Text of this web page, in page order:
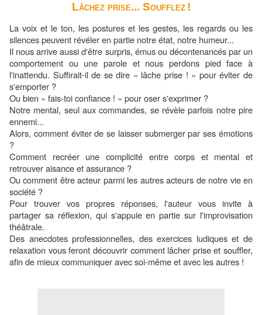
Lâchez prise... Soufflez !
La voix et le ton, les postures et les gestes, les regards ou les
silences peuvent révéler en partie notre état, notre humeur...
Il nous arrive aussi d'être surpris, émus ou décontenancés par un
comportement ou une parole et nous perdons pied face à
l'inattendu. Suffirait-il de se dire « lâche prise ! » pour éviter de
s'emporter ?
Ou bien « fais-toi confiance ! » pour oser s'exprimer ?
Notre mental, seul aux commandes, se révèle parfois notre pire
ennemi...
Alors, comment éviter de se laisser submerger par ses émotions
?
Comment recréer une complicité entre corps et mental et
retrouver aisance et assurance ?
Ou comment être acteur parmi les autres acteurs de notre vie en
société ?
Pour trouver vos propres réponses, l'auteur vous invite à
partager sa réflexion, qui s'appuie en partie sur l'improvisation
théâtrale.
Des anecdotes professionnelles, des exercices ludiques et de
relaxation vous feront découvrir comment lâcher prise et souffler,
afin de mieux communiquer avec soi-même et avec les autres !